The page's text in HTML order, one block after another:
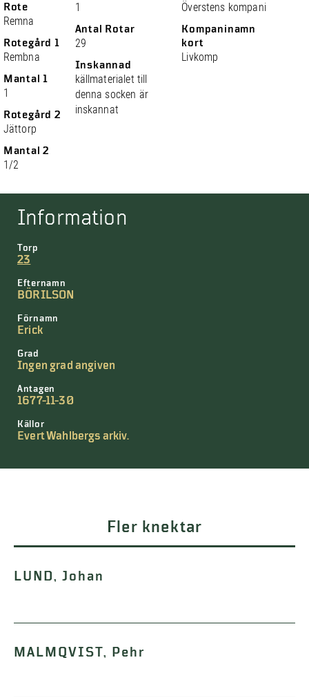
Rote
Remna
Rotegård 1
Rembna
Mantal 1
1
Rotegård 2
Jättorp
Mantal 2
1/2
1
Antal Rotar
29
Inskannad
källmaterialet till
denna socken är
inskannat
Överstens kompani
Kompaninamn
kort
Livkomp
Information
Torp
23
Efternamn
BÖRILSON
Förnamn
Erick
Grad
Ingen grad angiven
Antagen
1677-11-30
Källor
Evert Wahlbergs arkiv.
Fler knektar
LUND, Johan
MALMQVIST, Pehr